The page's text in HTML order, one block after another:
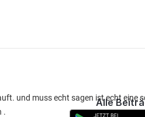
und muss echt sagen ist echt eine
.
Alle